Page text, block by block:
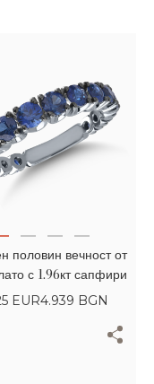
половин вечност от
с 1.96кт сапфири
EUR4.939 BGN